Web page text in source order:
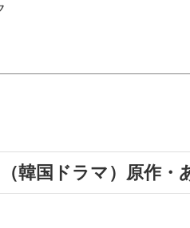
韓国ドラマ）原作・